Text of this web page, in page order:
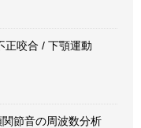
正咬合 / 下顎運動
節音の周波数分析